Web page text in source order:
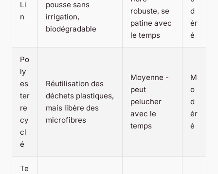
Li
n
pousse sans
irrigation,
biodégradable
robuste, se
patine avec
le temps
d
ér
é
Po
ly
es
ter
re
cy
cl
é
Réutilisation des
déchets plastiques,
mais libère des
microfibres
Moyenne -
peut
pelucher
avec le
temps
M
o
d
ér
é
Te